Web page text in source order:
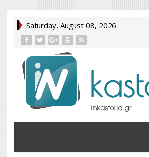
Saturday, August 08, 2026